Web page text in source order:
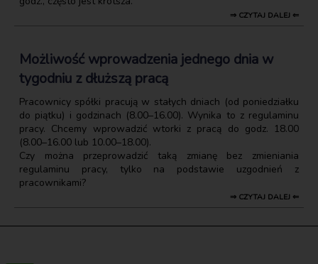
⇒ CZYTAJ DALEJ ⇐
Możliwość wprowadzenia jednego dnia w
tygodniu z dłuższą pracą
Pracownicy spółki pracują w stałych dniach (od poniedziałku
do piątku) i godzinach (8.00–16.00). Wynika to z regulaminu
pracy. Chcemy wprowadzić wtorki z pracą do godz. 18.00
(8.00–16.00 lub 10.00–18.00).
Czy można przeprowadzić taką zmianę bez zmieniania
regulaminu pracy, tylko na podstawie uzgodnień z
pracownikami?
⇒ CZYTAJ DALEJ ⇐